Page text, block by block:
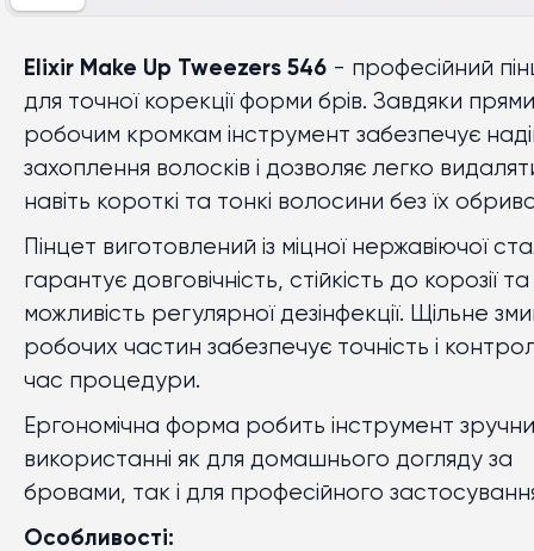
Elixir Make Up Tweezers 546 - професійний
для точної корекції форми брів. Завдяки
робочим кромкам інструмент забезпечує
захоплення волосків і дозволяє легко
навіть короткі та тонкі волосини без їх
Пінцет виготовлений із міцної нержавіючої
гарантує довговічність, стійкість до корозії та
можливість регулярної дезінфекції. Щільне
робочих частин забезпечує точність і
час процедури.
Ергономічна форма робить інструмент
використанні як для домашнього догляду за
бровами, так і для професійного
Особливості: